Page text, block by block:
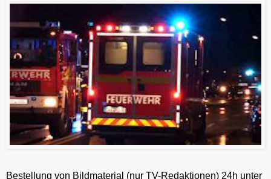
Bestellung von Bildmaterial (nur TV-Redaktionen) 24h unter